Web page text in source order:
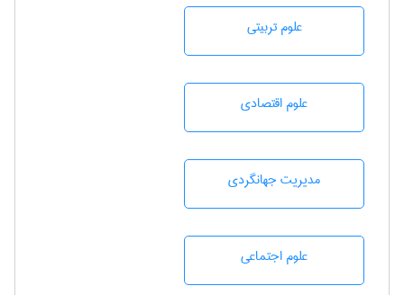
علوم تربيتی
علوم اقتصادی
مديريت جهانگردی
علوم اجتماعی